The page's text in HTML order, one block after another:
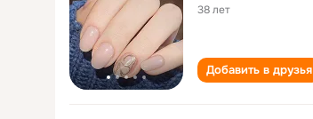
38 лет
Добавить в друзья